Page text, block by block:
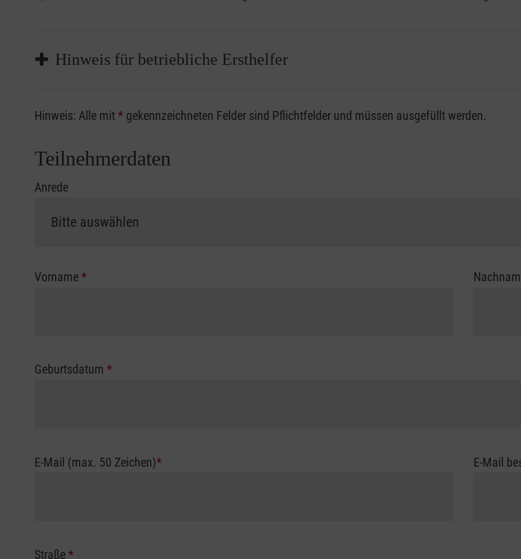
Hinweis für betriebliche Ersthelfer
Sofern Sie ein Kostenübernahmeverfahren Ihrer Berufsgenossenschaft / Unfallkasse nutzen,
vorliegen müssen. Andernfalls erfolgt eine Abrechnung der vollen Kursgebühr als Selbstzahler.
Hinweis: Alle mit* gekennzeichneten Felder sind Pflichtfelder und müssen ausgefüllt werden.
Teilnehmerdaten
Anrede
Vorname*
Geburtsdatum *
E-Mail (max. 50 Zeichen)* E-Mail
Straße*